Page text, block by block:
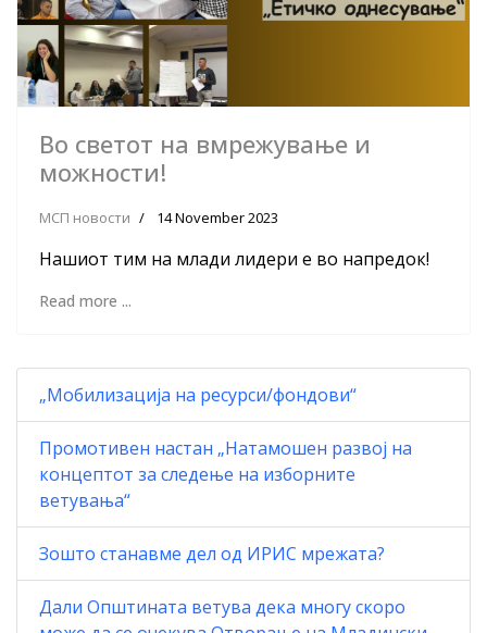
Во светот на вмрежување и
можности!
МСП новости 14 November 2023
Нашиот тим на млади лидери е во напредок!
Read more ...
„Мобилизација на ресурси/фондови“
Промотивен настан „Натамошен развој на
концептот за следење на изборните
ветувања“
Зошто станавме дел од ИРИС мрежата?
Дали Општината ветува дека многу скоро